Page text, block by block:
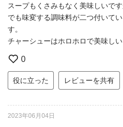
スープもくさみもなく美味しいで
でも味変する調味料が二つ付いて
す。
チャーシューはホロホロで美味しい
0
役に立った レビューを共有
2023年06月04日